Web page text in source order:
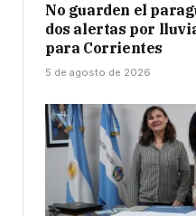
No guarden el
dos alertas por
para Corrientes
5 de agosto de 2026